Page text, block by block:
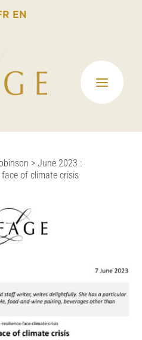
EN
> June 2023 :
face of climate crisis